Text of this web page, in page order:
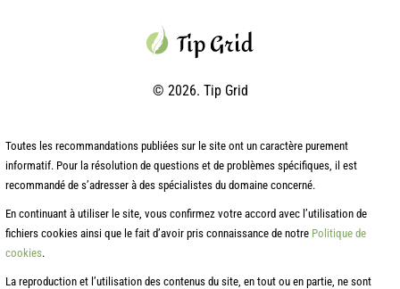
© 2026. Tip Grid
Toutes les recommandations publiées sur le site ont un caractère purement
informatif. Pour la résolution de questions et de problèmes spécifiques, il est
recommandé de s’adresser à des spécialistes du domaine concerné.
En continuant à utiliser le site, vous confirmez votre accord avec l’utilisation de
fichiers cookies ainsi que le fait d’avoir pris connaissance de notre Politique de
cookies.
La reproduction et l’utilisation des contenus du site, en tout ou en partie, ne sont